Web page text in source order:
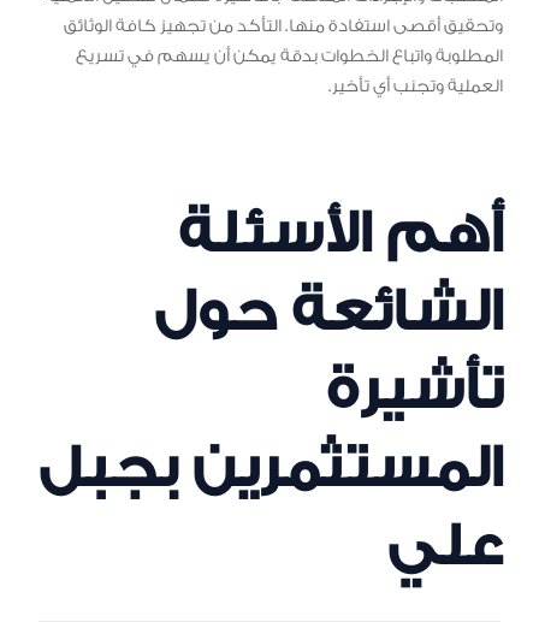
وتحقيق أقصى استفادة منها. التأكد من تجهيز كافة الوثائق
المطلوبة واتباع الخطوات بدقة يمكن أن يسهم في تسريع
العملية وتجنب أي تأخير.
أهم الأسئلة
الشائعة حول
تأشيرة
المستثمرين بجبل
علي